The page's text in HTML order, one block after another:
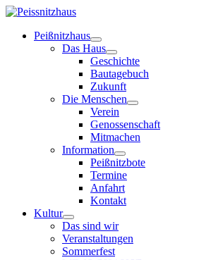
Peißnitzhaus
Das Haus
Geschichte
Bautagebuch
Zukunft
Die Menschen
Verein
Genossenschaft
Mitmachen
Information
Peißnitzbote
Termine
Anfahrt
Kontakt
Kultur
Das sind wir
Veranstaltungen
Sommerfest